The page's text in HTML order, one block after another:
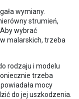
wymiany.
strumień,
wybrać
malarskich, trzeba
rodzaju i modelu
trzeba
mocy
do jej uszkodzenia.